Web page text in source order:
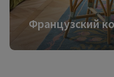
Французский